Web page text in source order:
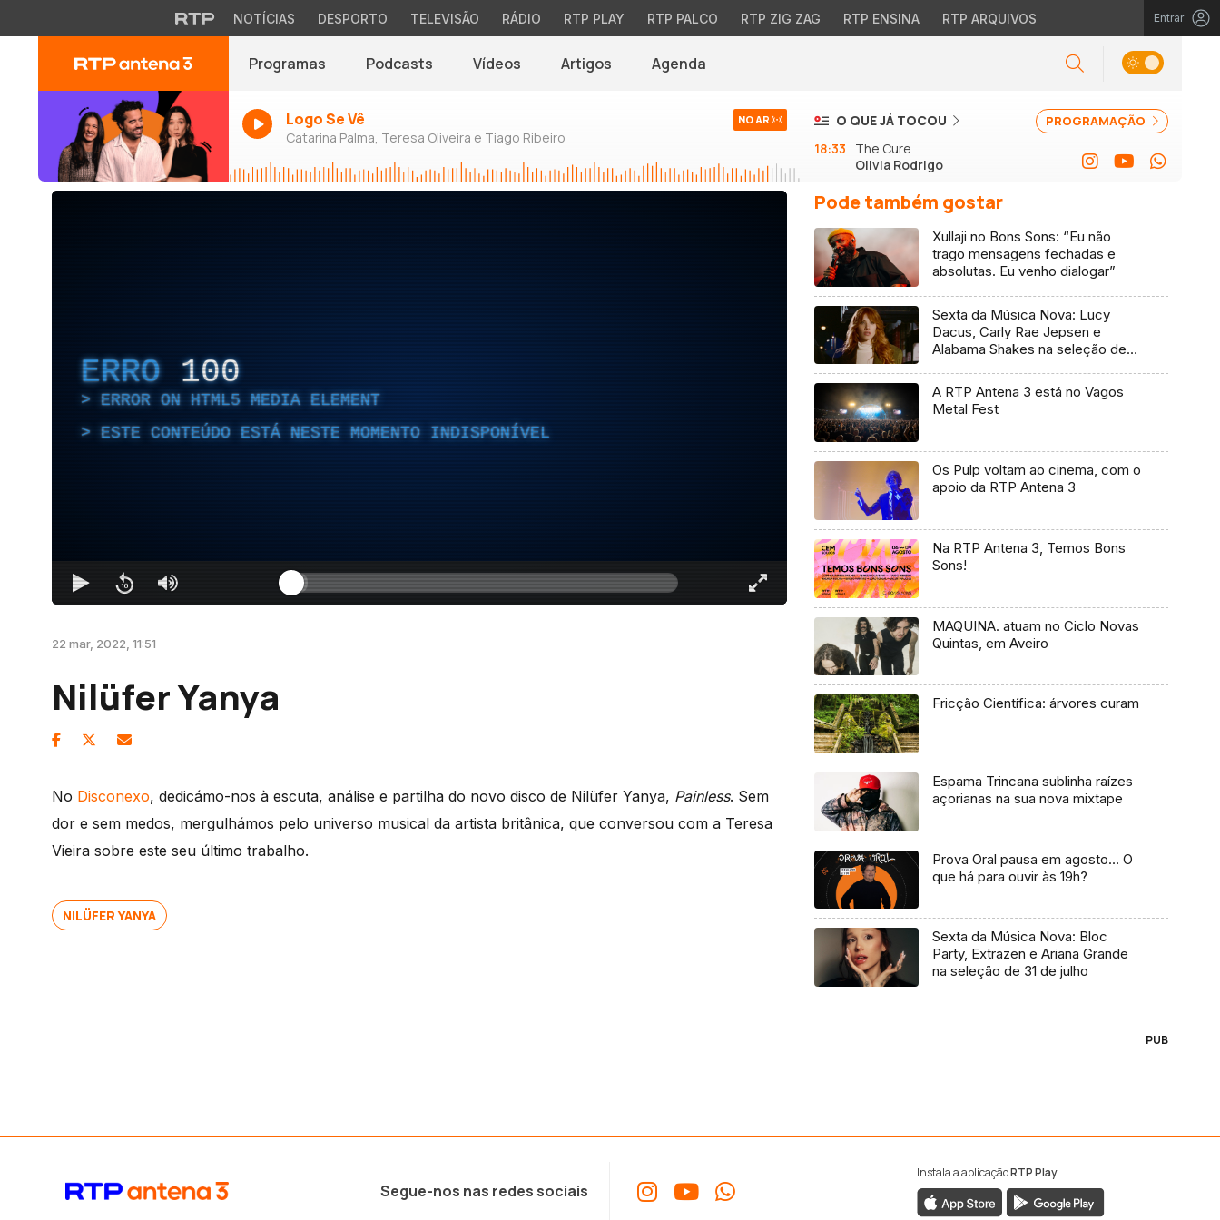
NOTÍCIAS DESPORTO TELEVISÃO RÁDIO RTP PLAY RTP PALCO RTP ZIG ZAG RTP ENSINA RTP ARQUIVOS Entrar
Programas Podcasts Vídeos Artigos Agenda
Logo Se Vê
Catarina Palma, Teresa Oliveira e Tiago Ribeiro
NO AR PROGRAMAÇÃO
O QUE JÁ TOCOU
18:33
The Cure
Olivia Rodrigo
ERRO 100
ERROR ON HTML5 MEDIA ELEMENT
ESTE CONTEÚDO ESTÁ NESTE MOMENTO INDISPONÍVEL
22 mar, 2022, 11:51
Nilüfer Yanya
No Disconexo, dedicámo-nos à escuta, análise e partilha do novo disco de Nilüfer Yanya, Painless. Sem
dor e sem medos, mergulhámos pelo universo musical da artista britânica, que conversou com a Teresa
Vieira sobre este seu último trabalho.
NILÜFER YANYA
Pode também gostar
Xullaji no Bons Sons: “Eu não
trago mensagens fechadas e
absolutas. Eu venho dialogar”
Sexta da Música Nova: Lucy
Dacus, Carly Rae Jepsen e
Alabama Shakes na seleção de 7
A RTP Antena 3 está no Vagos
Metal Fest
Os Pulp voltam ao cinema, com o
apoio da RTP Antena 3
Na RTP Antena 3, Temos Bons
Sons!
MAQUINA. atuam no Ciclo Novas
Quintas, em Aveiro
Fricção Científica: árvores curam
Espama Trincana sublinha raízes
açorianas na sua nova mixtape
Prova Oral pausa em agosto… O
que há para ouvir às 19h?
Sexta da Música Nova: Bloc
Party, Extrazen e Ariana Grande
na seleção de 31 de julho
PUB
Segue-nos nas redes sociais
Instala a aplicaçãoRTP Play